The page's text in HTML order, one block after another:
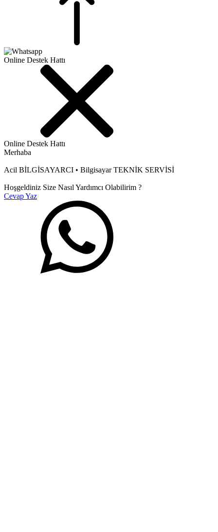
Online Destek Hattı
Online Destek Hattı
Merhaba
Acil BİLGİSAYARCI • Bilgisayar TEKNİK SERVİSİ
Hoşgeldiniz Size Nasıl Yardımcı Olabilirim ?
Cevap Yaz